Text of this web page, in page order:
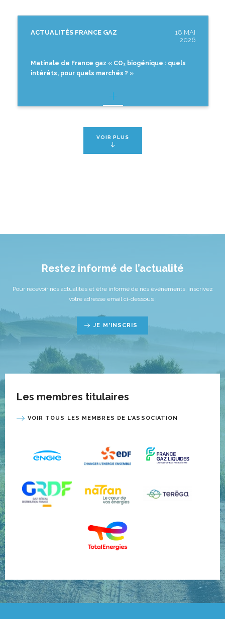
ACTUALITÉS FRANCE GAZ
18 MAI
2026
Matinale de France gaz « CO₂ biogénique : quels
intérêts, pour quels marchés ? »
VOIR PLUS
Restez informé de l’actualité
Pour recevoir nos actualités et être informé de nos événements, inscrivez
votre adresse email ci-dessous :
JE M'INSCRIS
Les membres titulaires
VOIR TOUS LES MEMBRES DE L’ASSOCIATION